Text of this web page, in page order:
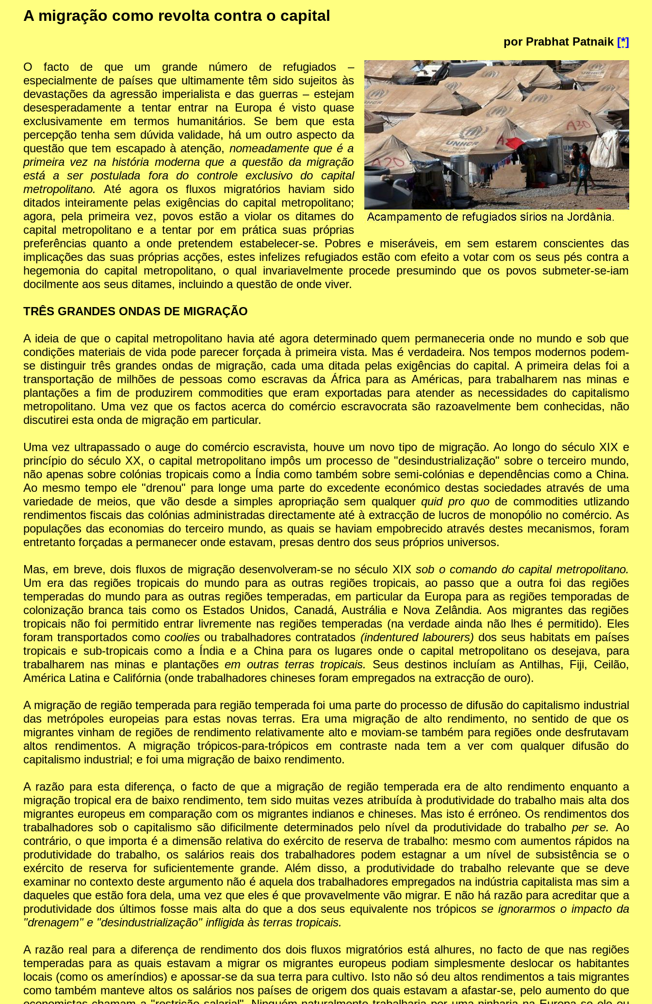
A migração como revolta contra o capital
por Prabhat Patnaik [*]
O facto de que um grande número de refugiados –
especialmente de países que ultimamente têm sido sujeitos às
devastações da agressão imperialista e das guerras – estejam
desesperadamente a tentar entrar na Europa é visto quase
exclusivamente em termos humanitários. Se bem que esta
percepção tenha sem dúvida validade, há um outro aspecto da
questão que tem escapado à atenção, nomeadamente que é a
primeira vez na história moderna que a questão da migração
está a ser postulada fora do controle exclusivo do capital
metropolitano. Até agora os fluxos migratórios haviam sido
ditados inteiramente pelas exigências do capital metropolitano;
agora, pela primeira vez, povos estão a violar os ditames do
capital metropolitano e a tentar por em prática suas próprias
preferências quanto a onde pretendem estabelecer-se. Pobres e miseráveis, em sem estarem conscientes das
implicações das suas próprias acções, estes infelizes refugiados estão com efeito a votar com os seus pés contra a
hegemonia do capital metropolitano, o qual invariavelmente procede presumindo que os povos submeter-se-iam
docilmente aos seus ditames, incluindo a questão de onde viver.
TRÊS GRANDES ONDAS DE MIGRAÇÃO
A ideia de que o capital metropolitano havia até agora determinado quem permaneceria onde no mundo e sob que
condições materiais de vida pode parecer forçada à primeira vista. Mas é verdadeira. Nos tempos modernos podem-
se distinguir três grandes ondas de migração, cada uma ditada pelas exigências do capital. A primeira delas foi a
transportação de milhões de pessoas como escravas da África para as Américas, para trabalharem nas minas e
plantações a fim de produzirem commodities que eram exportadas para atender as necessidades do capitalismo
metropolitano. Uma vez que os factos acerca do comércio escravocrata são razoavelmente bem conhecidas, não
discutirei esta onda de migração em particular.
Uma vez ultrapassado o auge do comércio escravista, houve um novo tipo de migração. Ao longo do século XIX e
princípio do século XX, o capital metropolitano impôs um processo de "desindustrialização" sobre o terceiro mundo,
não apenas sobre colónias tropicais como a Índia como também sobre semi-colónias e dependências como a China.
Ao mesmo tempo ele "drenou" para longe uma parte do excedente económico destas sociedades através de uma
variedade de meios, que vão desde a simples apropriação sem qualquerquid pro quo de commodities utlizando
rendimentos fiscais das colónias administradas directamente até à extracção de lucros de monopólio no comércio. As
populações das economias do terceiro mundo, as quais se haviam empobrecido através destes mecanismos, foram
entretanto forçadas a permanecer onde estavam, presas dentro dos seus próprios universos.
Mas, em breve, dois fluxos de migração desenvolveram-se no século XIX sob o comando do capital metropolitano.
Um era das regiões tropicais do mundo para as outras regiões tropicais, ao passo que a outra foi das regiões
temperadas do mundo para as outras regiões temperadas, em particular da Europa para as regiões temporadas de
colonização branca tais como os Estados Unidos, Canadá, Austrália e Nova Zelândia. Aos migrantes das regiões
tropicais não foi permitido entrar livremente nas regiões temperadas (na verdade ainda não lhes é permitido). Eles
foram transportados como coolies ou trabalhadores contratados (indentured labourers) dos seus habitats em países
tropicais e sub-tropicais como a Índia e a China para os lugares onde o capital metropolitano os desejava, para
trabalharem nas minas e plantaçõesem outras terras tropicais. Seus destinos incluíam as Antilhas, Fiji, Ceilão,
América Latina e Califórnia (onde trabalhadores chineses foram empregados na extracção de ouro).
A migração de região temperada para região temperada foi uma parte do processo de difusão do capitalismo industrial
das metrópoles europeias para estas novas terras. Era uma migração de alto rendimento, no sentido de que os
migrantes vinham de regiões de rendimento relativamente alto e moviam-se também para regiões onde desfrutavam
altos rendimentos. A migração trópicos-para-trópicos em contraste nada tem a ver com qualquer difusão do
capitalismo industrial; e foi uma migração de baixo rendimento.
A razão para esta diferença, o facto de que a migração de região temperada era de alto rendimento enquanto a
migração tropical era de baixo rendimento, tem sido muitas vezes atribuída à produtividade do trabalho mais alta dos
migrantes europeus em comparação com os migrantes indianos e chineses. Mas isto é erróneo. Os rendimentos dos
trabalhadores sob o capitalismo são dificilmente determinados pelo nível da produtividade do trabalho per se. Ao
contrário, o que importa é a dimensão relativa do exército de reserva de trabalho: mesmo com aumentos rápidos na
produtividade do trabalho, os salários reais dos trabalhadores podem estagnar a um nível de subsistência se o
exército de reserva for suficientemente grande. Além disso, a produtividade do trabalho relevante que se deve
examinar no contexto deste argumento não é aquela dos trabalhadores empregados na indústria capitalista mas sim a
daqueles que estão fora dela, uma vez que eles é que provavelmente vão migrar. E não há razão para acreditar que a
produtividade dos últimos fosse mais alta do que a dos seus equivalente nos trópicos se ignorarmos o impacto da
"drenagem" e "desindustrialização" infligida às terras tropicais.
A razão real para a diferença de rendimento dos dois fluxos migratórios está alhures, no facto de que nas regiões
temperadas para as quais estavam a migrar os migrantes europeus podiam simplesmente deslocar os habitantes
locais (como os ameríndios) e apossar-se da sua terra para cultivo. Isto não só deu altos rendimentos a tais migrantes
como também manteve altos os salários nos países de origem dos quais estavam a afastar-se, pelo aumento do que